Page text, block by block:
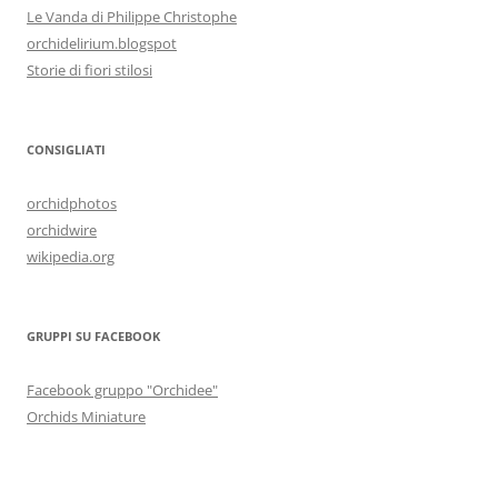
Le Vanda di Philippe Christophe
orchidelirium.blogspot
Storie di fiori stilosi
CONSIGLIATI
orchidphotos
orchidwire
wikipedia.org
GRUPPI SU FACEBOOK
Facebook gruppo "Orchidee"
Orchids Miniature